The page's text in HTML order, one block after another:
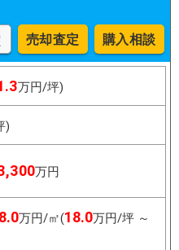
売却査定 購入相談
万円/坪)
)
万円
8.0万円/㎡(18.0万円/坪 ～